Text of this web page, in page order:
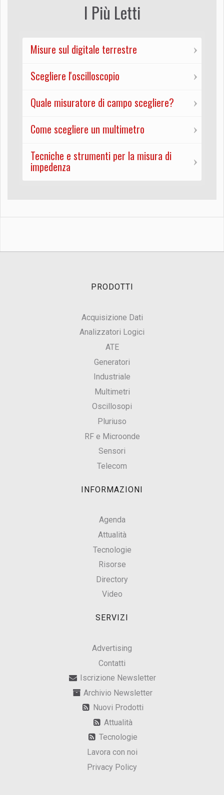
I Più Letti
Misure sul digitale terrestre
Scegliere l'oscilloscopio
Quale misuratore di campo scegliere?
Come scegliere un multimetro
Tecniche e strumenti per la misura di
impedenza
PRODOTTI
Acquisizione Dati
Analizzatori Logici
ATE
Generatori
Industriale
Multimetri
Oscillosopi
Pluriuso
RF e Microonde
Sensori
Telecom
INFORMAZIONI
Agenda
Attualità
Tecnologie
Risorse
Directory
Video
SERVIZI
Advertising
Contatti
Iscrizione Newsletter
Archivio Newsletter
Nuovi Prodotti
Attualità
Tecnologie
Lavora con noi
Privacy Policy